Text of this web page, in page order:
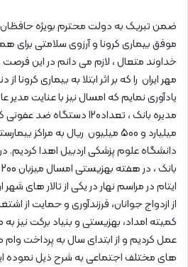
ضمن تبریک به دولت محترم بویژه
موفق بیماری کرونا و آرزوی سلامتی برای
خداوند متعال ، لازم می دانم در این
مهر ایران را که بر اثر ابتلا به بیماری کرونا
یادآوری نمایم که امسال نیز با عنایت
میلیارد و 500 میلیون ريال به
دانشگاه علوم پزشکی اردبیل اهدا کردیم.
ایتام در مراسم نهار در یکی از تالار های
از ازدواج جوانان، فرزندآوری و حمایت از
کمیته امداد، بهزیستی و بنیاد برکت نیز
عمل کردیم و از ابتدای سال به پرداخت
های مختلف اجتماعی به شرح ذیل نموده